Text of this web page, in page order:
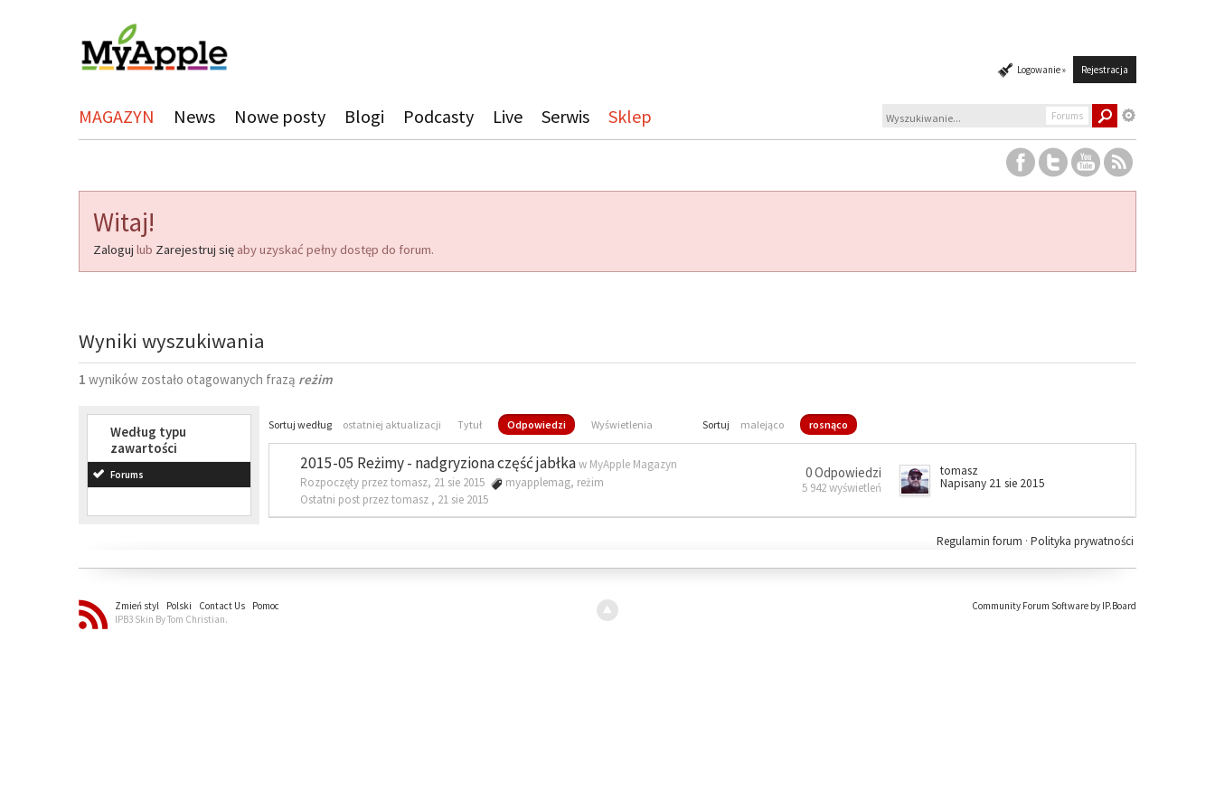
Logowanie » Rejestracja
MAGAZYN News Nowe posty Blogi Podcasty Live Serwis Sklep Forums
Witaj!
Zaloguj lub Zarejestruj się aby uzyskać pełny dostęp do forum.
Wyniki wyszukiwania
1 wyników zostało otagowanych frazą reżim
Według typu
zawartości
Forums
Sortuj według ostatniej aktualizacji Tytuł Odpowiedzi Wyświetlenia Sortuj malejąco rosnąco
2015-05 Reżimy - nadgryziona część jabłkaw MyApple Magazyn
Rozpoczęty przez tomasz, 21 sie 2015
myapplemag, reżim
Ostatni post przez tomasz , 21 sie 2015
0 Odpowiedzi
5 942 wyświetleń
tomasz
Napisany 21 sie 2015
Polityka prywatności
Regulamin forum ·
Zmień styl Polski Contact Us
Pomoc
IPB3 Skin By Tom Christian.
Community Forum Software by IP.Board